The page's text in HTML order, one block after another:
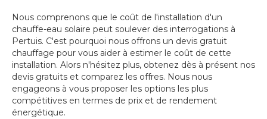
Nous comprenons que le coût de l'installation d'un
chauffe-eau solaire peut soulever des interrogations à
Pertuis. C'est pourquoi nous offrons un devis gratuit
chauffage pour vous aider à estimer le coût de cette
installation. Alors n'hésitez plus, obtenez dès à présent nos
devis gratuits et comparez les offres. Nous nous
engageons à vous proposer les options les plus
compétitives en termes de prix et de rendement
énergétique.